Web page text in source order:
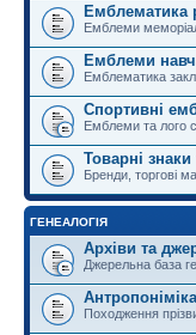
Емблематика
Емблеми
Емблеми
Емблематика
Спортивні
Емблеми та лого
Товарні знаки
Бренди, торгові
ГЕНЕАЛОГІЯ
Архіви та
Джерельна база
Антропоніміка
Походження